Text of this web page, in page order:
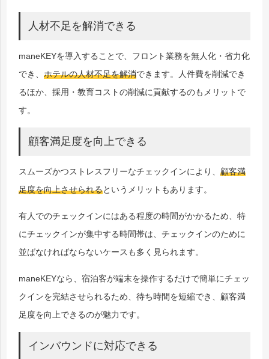
人材不足を解消できる
maneKEYを導入することで、フロント業務を無人化・省力化
でき、ホテルの人材不足を解消できます。人件費を削減でき
るほか、採用・教育コストの削減に貢献するのもメリットで
す。
顧客満足度を向上できる
スムーズかつストレスフリーなチェックインにより、顧客満
足度を向上させられるというメリットもあります。
有人でのチェックインにはある程度の時間がかかるため、特
にチェックインが集中する時間帯は、チェックインのために
並ばなければならないケースも多く見られます。
maneKEYなら、宿泊客が端末を操作するだけで簡単にチェッ
クインを完結させられるため、待ち時間を短縮でき、顧客満
足度を向上できるのが魅力です。
インバウンドに対応できる